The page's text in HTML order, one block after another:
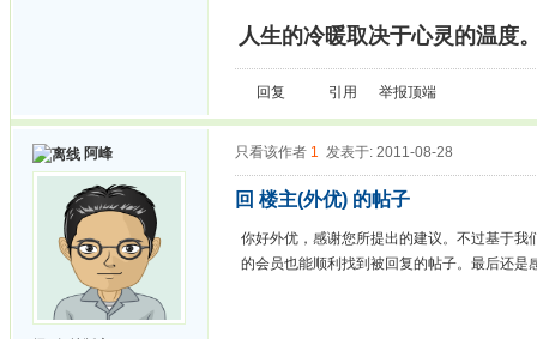
人生的冷暖取决于心灵的温度
回复 引用 举报顶端
阿峰 只看该作者 1 发表于: 2011-08-28
回 楼主(外优) 的帖子
你好外优，感谢您所提出的建议。不过基于
的会员也能顺利找到被回复的帖子。最后还是